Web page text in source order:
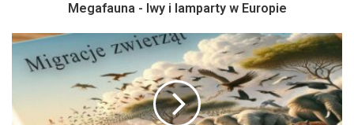
Megafauna - lwy i lamparty w Europie